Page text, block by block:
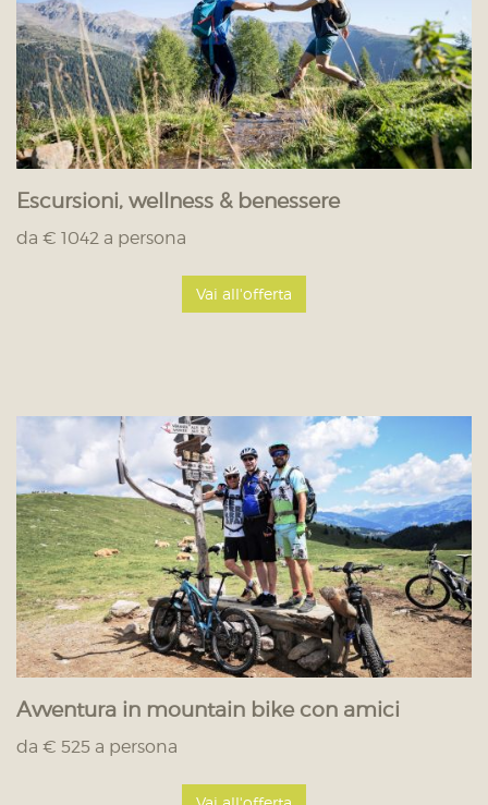
Escursioni, wellness & benessere
da € 1042 a persona
Vai all'offerta
Avventura in mountain bike con amici
da € 525 a persona